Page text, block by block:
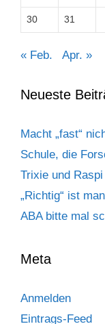
30 31
« Feb. Apr. »
Neueste
Macht „fast“
Schule, die
Trixie und
„Richtig“ ist
ABA bitte mal
Meta
Anmelden
Eintrags-Feed